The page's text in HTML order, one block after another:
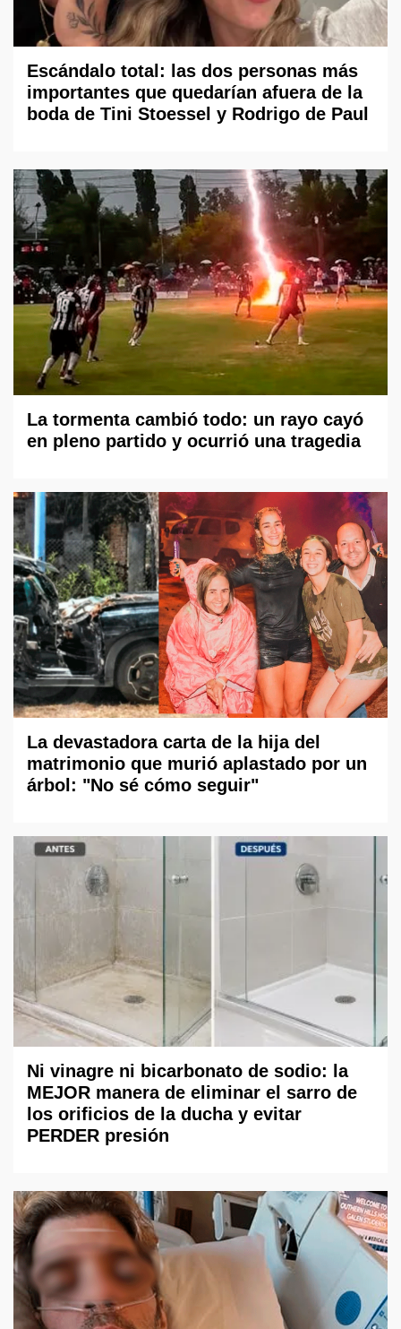
Escándalo total: las dos personas más
importantes que quedarían afuera de la
boda de Tini Stoessel y Rodrigo de Paul
La tormenta cambió todo: un rayo cayó
en pleno partido y ocurrió una tragedia
La devastadora carta de la hija del
matrimonio que murió aplastado por un
árbol: "No sé cómo seguir"
Ni vinagre ni bicarbonato de sodio: la
MEJOR manera de eliminar el sarro de
los orificios de la ducha y evitar
PERDER presión